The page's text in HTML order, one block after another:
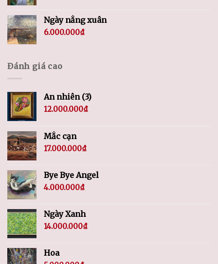
Ngày nắng xuân
6.000.000₫
Đánh giá cao
An nhiên (3)
12.000.000₫
Mắc cạn
17.000.000₫
Bye Bye Angel
4.000.000₫
Ngày Xanh
14.000.000₫
Hoa